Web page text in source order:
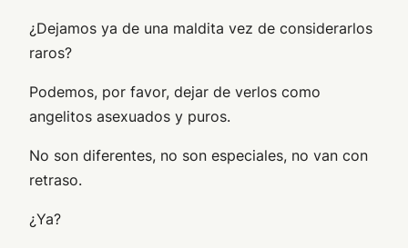
¿Dejamos ya de una maldita vez de considerarlos
raros?
Podemos, por favor, dejar de verlos como
angelitos asexuados y puros.
No son diferentes, no son especiales, no van con
retraso.
¿Ya?